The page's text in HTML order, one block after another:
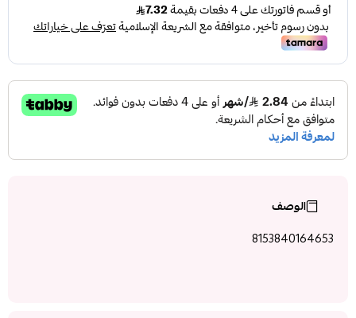
الوصف
8153840164653